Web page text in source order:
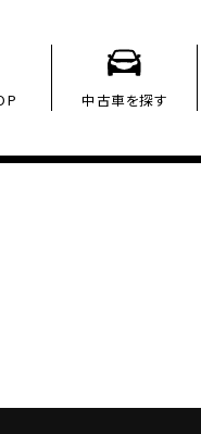
中古車を探す